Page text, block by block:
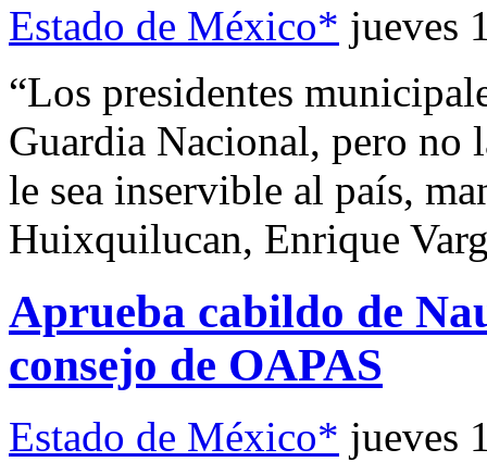
Estado de México* jueves
“Los presidentes
Guardia Nacional, pero no
le sea inservible al país,
Huixquilucan, Enrique
Aprueba cabildo de
consejo de OAPAS
Estado de México* jueves